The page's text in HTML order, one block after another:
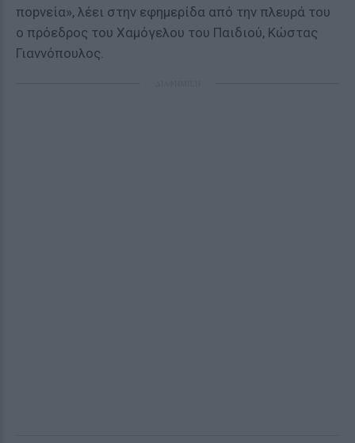
ποpvεία», λέει στην εφημερίδα από την πλευρά του
ο πρόεδρος του Χαμόγελου του Παιδιού, Κώστας
Γιαννόπουλος.